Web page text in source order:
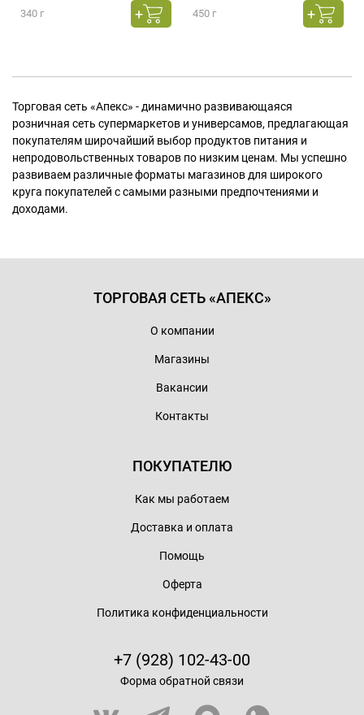
340 г 450 г
Торговая сеть «Апекс» - динамично развивающаяся
розничная сеть супермаркетов и универсамов, предлагающая
покупателям широчайший выбор продуктов питания и
непродовольственных товаров по низким ценам. Мы успешно
развиваем различные форматы магазинов для широкого
круга покупателей с самыми разными предпочтениями и
доходами.
ТОРГОВАЯ СЕТЬ «АПЕКС»
О компании
Магазины
Вакансии
Контакты
ПОКУПАТЕЛЮ
Как мы работаем
Доставка и оплата
Помощь
Оферта
Политика конфиденциальности
+7 (928) 102-43-00
Форма обратной связи